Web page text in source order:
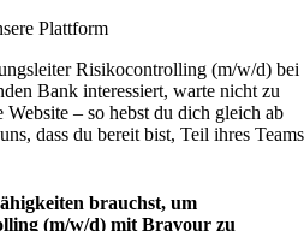
Plattform
Risikocontrolling (m/w/d) bei
Bank interessiert, warte nicht zu
– so hebst du dich gleich ab
dass du bereit bist, Teil ihres Teams
brauchst, um
(m/w/d) mit Bravour zu